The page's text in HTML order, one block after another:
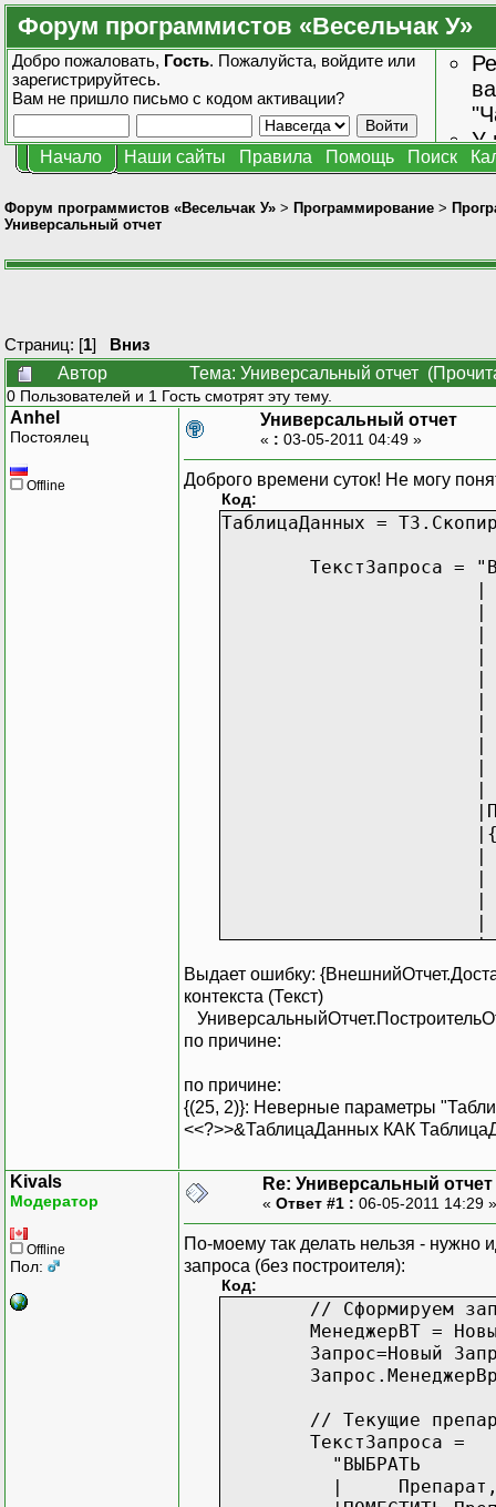
Форум программистов «Весельчак У»
Добро пожаловать, Гость. Пожалуйста, войдите или
зарегистрируйтесь.
Вам не пришло письмо с кодом активации?
У
Начало Наши сайты Правила Помощь Поиск
Форум программистов «Весельчак У» > Программирование >
Универсальный отчет
Страниц: [1] Вниз
Автор
Тема: Универсальный отчет
0 Пользователей и 1 Гость смотрят эту тему.
Anhel
Постоялец
Offline
Универсальный отчет
« : 03-05-2011 04:49 »
Доброго времени суток! Не могу
Код:
ТаблицаДанных =
ТекстЗапроса =
|
|
|
|
|
|
|
|
|
|
|
|
|
|
|
|
|
|
|
|
|
|
|
|
|
|
|
|
|
|
|
|
|
|
|
Выдает ошибку:
контекста (Текст)
по причине:
по причине:
{(25, 2)}: Неверные параметры
<<?>>&ТаблицаДанных КАК
Kivals
Модератор
Offline
Пол:
Re: Универсальный отчет
« Ответ #1 : 06-05-2011 14:29
По-моему так делать нельзя -
запроса (без построителя):
Код:
// Сформируем
МенеджерВТ =
Запрос=Новый
// Текущие
ТекстЗапроса =
"ВЫБРАТЬ
|